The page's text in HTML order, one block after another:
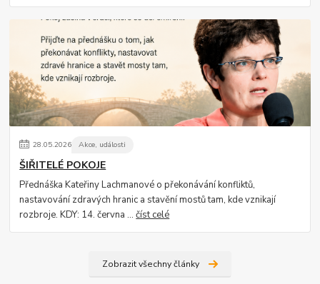
28.05.2026 Akce, události
ŠIŘITELÉ POKOJE
Přednáška Kateřiny Lachmanové o překonávání konfliktů,
nastavování zdravých hranic a stavění mostů tam, kde vznikají
rozbroje. KDY: 14. června ...číst celé
Zobrazit všechny články